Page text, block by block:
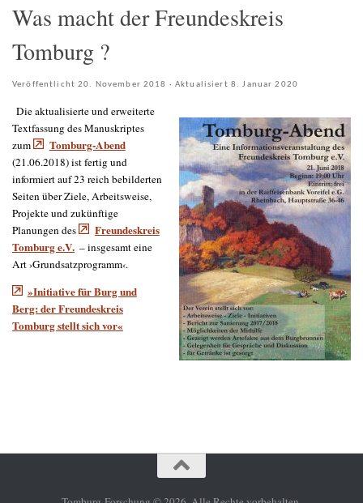
Was macht der Freundeskreis
Tomburg ?
Veröffentlicht20. November 2018 · Aktualisiert 8. Januar 2020
Die aktualisierte und erweiterte
Textfassung des Manuskriptes
zum
Tomburg-Abend
(21.06.2018) ist fertig und
informiert auf 23 reich bebilderten
Seiten über Ziele, Arbeitsweise,
Projekte und zukünftige
Planungen des
Freundeskreis
Tomburg e.V. – insgesamt eine
Art ›Grundsatzprogramm‹.
»Initiative für Burg und
Berg: der Freundeskreis
Tomburg stellt sich vor«